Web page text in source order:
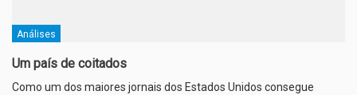
Análises
Um país de coitados
Como um dos maiores jornais dos Estados Unidos consegue